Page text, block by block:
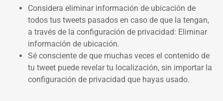
Considera eliminar información de ubicación de
todos tus tweets pasados en caso de que la tengan,
a través de la configuración de privacidad: Eliminar
información de ubicación.
Sé consciente de que muchas veces el contenido de
tu tweet puede revelar tu localización, sin importar la
configuración de privacidad que hayas usado.